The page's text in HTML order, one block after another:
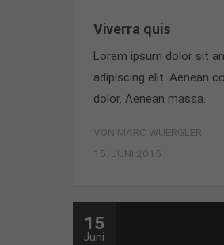
Viverra quis
Lorem ipsum dolor sit
adipiscing elit. Aenean
dolor. Aenean massa.
VON MARC WUERGLER
15. JUNI 2015
15
Juni